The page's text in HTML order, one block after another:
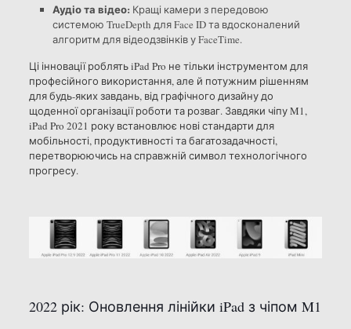
Аудіо та відео: Кращі камери з передовою
системою TrueDepth для Face ID та вдосконалений
алгоритм для відеодзвінків у FaceTime.
Ці інновації роблять iPad Pro не тільки інструментом для
професійного використання, але й потужним рішенням
для будь-яких завдань, від графічного дизайну до
щоденної організації роботи та розваг. Завдяки чіпу M1,
iPad Pro 2021 року встановлює нові стандарти для
мобільності, продуктивності та багатозадачності,
перетворюючись на справжній символ технологічного
прогресу.
2022 рік: Оновлення лінійки iPad з чіпом M1